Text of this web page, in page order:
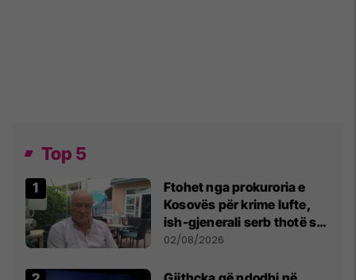
Top 5
Ftohet nga prokuroria e
Kosovës për krime lufte,
ish-gjenerali serb thotë se
dikush e tradhtoi në
02/08/2026